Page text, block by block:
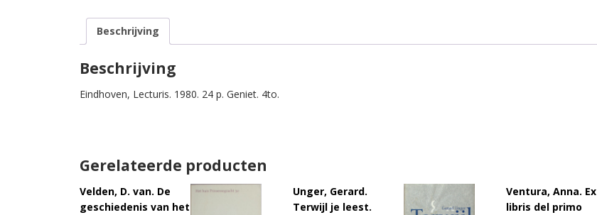
Beschrijving
Beschrijving
Eindhoven, Lecturis. 1980. 24 p. Geniet. 4to.
Gerelateerde producten
Velden, D. van. De
geschiedenis van het
Unger, Gerard.
Terwijl je leest.
Ventura, Anna. Ex
libris del primo